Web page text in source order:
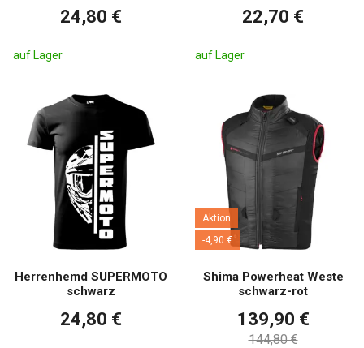
24,80 €
auf Lager
22,70 €
auf Lager
Herrenhemd SUPERMOTO
schwarz
24,80 €
Aktion
-4,90 €
Shima Powerheat Weste
schwarz-rot
139,90 €
144,80 €